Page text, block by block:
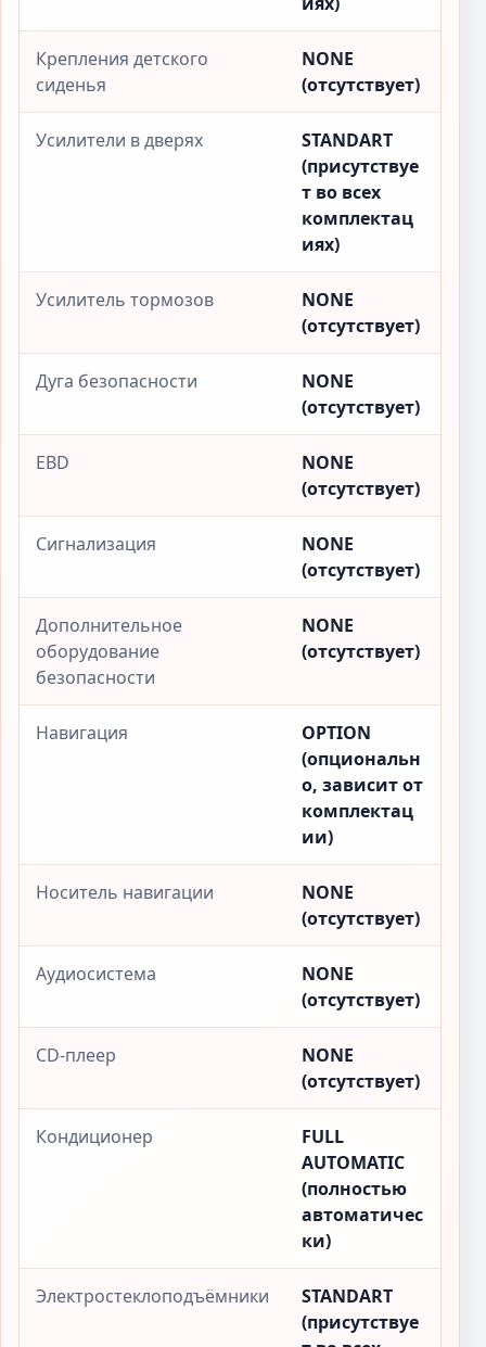
Крепления детского
сиденья
NONE
(отсутствует)
Усилители в дверях
STANDART
(присутствуе
т во всех
комплектац
иях)
Усилитель тормозов
NONE
(отсутствует)
Дуга безопасности
NONE
(отсутствует)
EBD
NONE
(отсутствует)
Сигнализация
NONE
(отсутствует)
Дополнительное
оборудование
безопасности
NONE
(отсутствует)
Навигация
OPTION
(опциональн
о, зависит от
комплектац
ии)
Носитель навигации
NONE
(отсутствует)
Аудиосистема
NONE
(отсутствует)
CD-плеер
NONE
(отсутствует)
Кондиционер
FULL
AUTOMATIC
(полностью
автоматичес
ки)
Электростеклоподъёмники
STANDART
(присутствуе